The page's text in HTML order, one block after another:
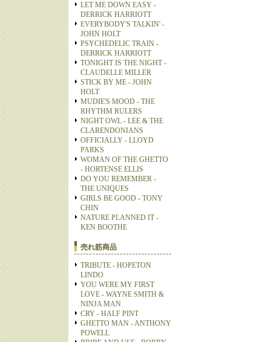
LET ME DOWN EASY -
DERRICK HARRIOTT
EVERYBODY'S TALKIN' -
JOHN HOLT
PSYCHEDELIC TRAIN -
DERRICK HARRIOTT
TONIGHT IS THE NIGHT -
CLAUDELLE MILLER
STICK BY ME - JOHN
HOLT
MUDIE'S MOOD - THE
RHYTHM RULERS
NIGHT OWL - LEE & THE
CLARENDONIANS
OFFICIALLY - LLOYD
PARKS
WOMAN OF THE GHETTO
- HORTENSE ELLIS
DO YOU REMEMBER -
THE UNIQUES
GIRLS BE GOOD - TONY
CHIN
NATURE PLANNED IT -
KEN BOOTHE
売れ筋商品
TRIBUTE - HOPETON
LINDO
YOU WERE MY FIRST
LOVE - WAYNE SMITH &
NINJA MAN
CRY - HALF PINT
GHETTO MAN - ANTHONY
POWELL